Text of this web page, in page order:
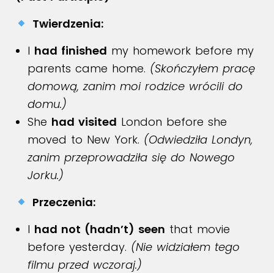
Twierdzenia:
I had finished my homework before my
parents came home. (Skończyłem pracę
domową, zanim moi rodzice wrócili do
domu.)
She had visited London before she
moved to New York. (Odwiedziła Londyn,
zanim przeprowadziła się do Nowego
Jorku.)
Przeczenia:
I had not (hadn’t) seen that movie
before yesterday. (Nie widziałem tego
filmu przed wczoraj.)